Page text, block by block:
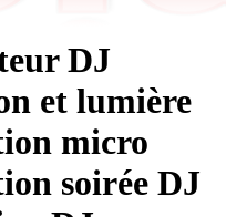
DJ
et lumière
micro
soirée DJ